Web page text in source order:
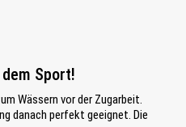
Sport!
Wässern vor der Zugarbeit.
danach perfekt geeignet. Die